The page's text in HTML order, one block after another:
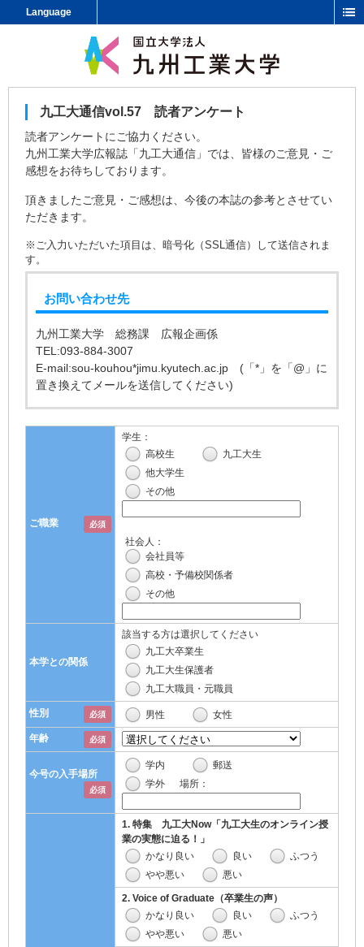
Language
九工大通信vol.57 読者アンケート
読者アンケートにご協力ください。
九州工業大学広報誌「九工大通信」では、皆様のご意見・ご
感想をお待ちしております。
頂きましたご意見・ご感想は、今後の本誌の参考とさせてい
ただきます。
※ご入力いただいた項目は、暗号化（SSL通信）して送信されま
す。
お問い合わせ先
九州工業大学 総務課 広報企画係
TEL:093-884-3007
E-mail:sou-kouhou*jimu.kyutech.ac.jp (「*」を「@」に
置き換えてメールを送信してください)
ご職業 必須
学生：
高校生
九工大生
他大学生
その他
社会人：
会社員等
高校・予備校関係者
その他
本学との関係
該当する方は選択してください
九工大卒業生
九工大生保護者
九工大職員・元職員
性別 必須 男性 女性
年齢 必須
今号の入手場所
必須
学内
郵送
学外
場所：
1. 特集 九工大Now「九工大生のオンライン授
業の実態に迫る！」
かなり良い
良い
ふつう
やや悪い
悪い
2. Voice of Graduate（卒業生の声）
かなり良い
良い
ふつう
やや悪い
悪い